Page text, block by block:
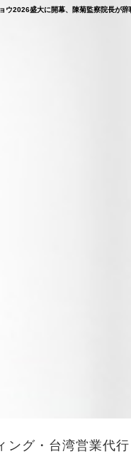
ング・台湾営業代
ウ2026盛大に開幕、陳菊監察院長が